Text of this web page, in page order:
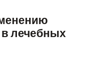
лечебных